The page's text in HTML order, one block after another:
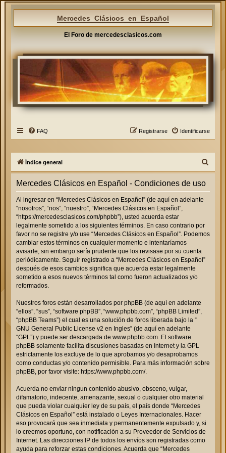
Mercedes Clásicos en Español
El Foro de mercedesclasicos.com
FAQ Identificarse
Registrarse
Índice general
u
Mercedes Clásicos en Español - Condiciones de uso
Al ingresar en “Mercedes Clásicos en Español” (de aquí en adelante
“nosotros”, “nos”, “nuestro”, “Mercedes Clásicos en Español”,
“https://mercedesclasicos.com/phpbb”), usted acuerda estar
legalmente sometido a los siguientes términos. En caso contrario por
favor no se registre y/o use “Mercedes Clásicos en Español”. Podemos
cambiar estos términos en cualquier momento e intentaríamos
avisarle, sin embargo sería prudente que los revisase por su cuenta
periódicamente. Seguir registrado a “Mercedes Clásicos en Español”
después de esos cambios significa que acuerda estar legalmente
sometido a esos nuevos términos tal como fueron actualizados y/o
reformados.
Nuestros foros están desarrollados por phpBB (de aquí en adelante
“ellos”, “sus”, “software phpBB”, “www.phpbb.com”, “phpBB Limited”,
“phpBB Teams”) el cual es una solución de foros liberada bajo la “
GNU General Public License v2 en Ingles” (de aquí en adelante
“GPL”) y puede ser descargada de www.phpbb.com. El software
phpBB solamente facilita discusiones basadas en Internet y la GPL
estrictamente los excluye de lo que aprobamos y/o desaprobamos
como conductas y/o contenido permisible. Para más información sobre
phpBB, por favor visite: https://www.phpbb.com/.
Acuerda no enviar ningun contenido abusivo, obsceno, vulgar,
difamatorio, indecente, amenazante, sexual o cualquier otro material
que pueda violar cualquier ley de su país, el país donde “Mercedes
Clásicos en Español” está instalado o Leyes Internacionales. Hacer
eso provocará que sea inmediata y permanentemente expulsado y, si
lo creemos oportuno, con notificación a su Proveedor de Servicios de
Internet. Las direcciones IP de todos los envíos son registradas como
ayuda para reforzar estas condiciones. Acuerda que “Mercedes